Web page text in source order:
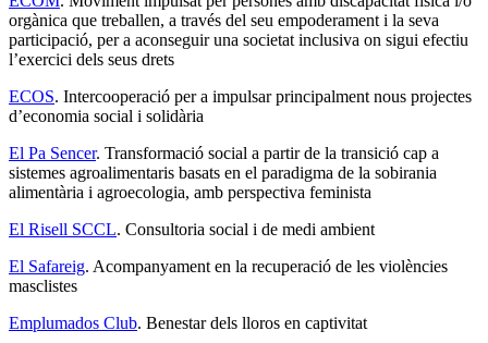
orgànica que treballen, a través del seu empoderament i la seva
participació, per a aconseguir una societat inclusiva on sigui efectiu
l’exercici dels seus drets
ECOS. Intercooperació per a impulsar principalment nous projectes
d’economia social i solidària
El Pa Sencer. Transformació social a partir de la transició cap a
sistemes agroalimentaris basats en el paradigma de la sobirania
alimentària i agroecologia, amb perspectiva feminista
El Risell SCCL. Consultoria social i de medi ambient
El Safareig. Acompanyament en la recuperació de les violències
masclistes
Emplumados Club. Benestar dels lloros en captivitat